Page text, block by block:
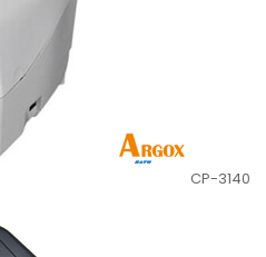
CP-3140